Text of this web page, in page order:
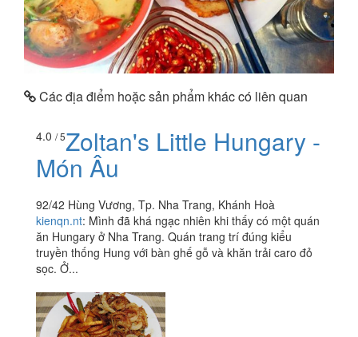
Các địa điểm hoặc sản phẩm khác có liên quan
4.0 / 5Zoltan's Little Hungary -
Món Âu
92/42 Hùng Vương, Tp. Nha Trang, Khánh Hoà
kienqn.nt: Mình đã khá ngạc nhiên khi thấy có một quán
ăn Hungary ở Nha Trang. Quán trang trí đúng kiểu
truyền thống Hung với bàn ghế gỗ và khăn trải caro đỏ
sọc. Ở...